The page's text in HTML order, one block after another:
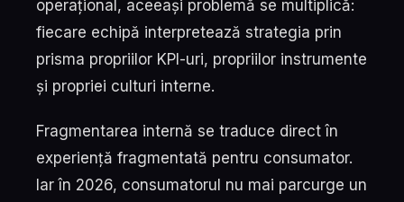
operațional, aceeași problemă se multiplică:
fiecare echipă interpretează strategia prin
prisma propriilor KPI-uri, propriilor instrumente
și propriei culturi interne.
Fragmentarea internă se traduce direct în
experiență fragmentată pentru consumator.
Iar în 2026, consumatorul nu mai parcurge un